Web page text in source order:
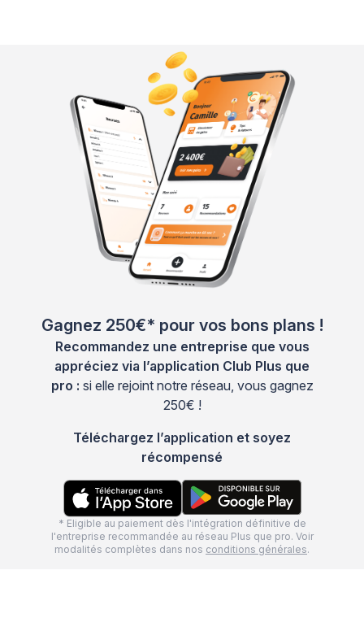
Gagnez 250€* pour vos bons plans !
Recommandez une entreprise que vous
appréciez via l’application Club Plus que
pro : si elle rejoint notre réseau, vous gagnez
250€ !
Téléchargez l’application et soyez
récompensé
* Eligible au paiement dès l'intégration définitive de
l'entreprise recommandée au réseau Plus que pro. Voir
modalités complètes dans nos conditions générales.